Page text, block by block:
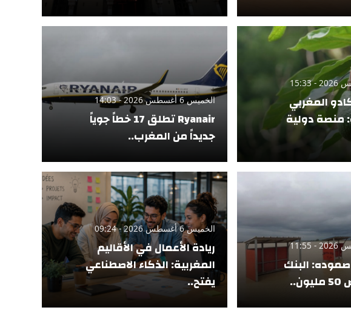
المغربي
منصة دولية
الخميس 6 أغسطس 2026 - 14:03
Ryanair تطلق 17 خطاً جوياً
جديداً من المغرب..
البنك
الخميس 6 أغسطس 2026 - 09:24
ريادة الأعمال في الأقاليم
المغربية: الذكاء الاصطناعي
يفتح..